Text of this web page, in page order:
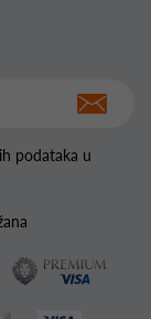
podataka u